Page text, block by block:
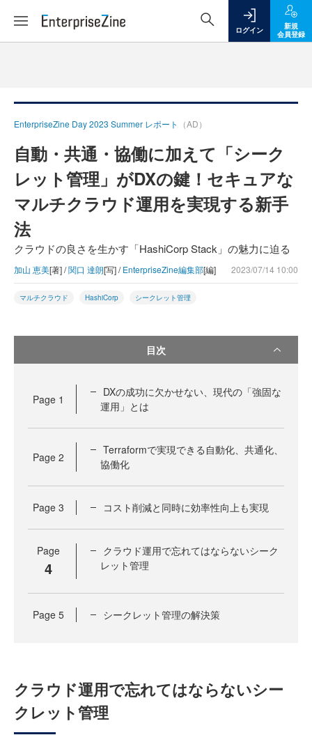
ログイン
新規
会員登録
EnterpriseZine Day 2023 Summer レポート （AD）
自動・共通・協働に加えて「シーク
レット管理」がDXの鍵！セキュアな
マルチクラウド運用を実現する新手
法
クラウドの良さを生かす「HashiCorp Stack」の魅力に迫る
加山 恵美[著] /関口 達朗[写] /EnterpriseZine編集部[編] 2023/07/14 10:00
マルチクラウド HashiCorp シークレット管理
目次
Page 1
DXの成功に欠かせない、現代の「強固な
運用」とは
Page 2
Terraformで実現できる自動化、共通化、
協働化
Page 3 コスト削減と同時に効率性向上も実現
Page
4
クラウド運用で忘れてはならないシーク
レット管理
Page 5 シークレット管理の解決策
クラウド運用で忘れてはならないシー
クレット管理